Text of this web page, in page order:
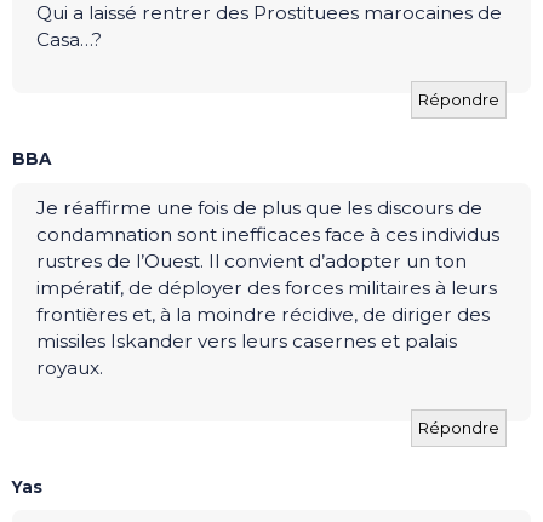
Qui a laissé rentrer des Prostituees marocaines de
Casa…?
Répondre
BBA
Je réaffirme une fois de plus que les discours de
condamnation sont inefficaces face à ces individus
rustres de l’Ouest. Il convient d’adopter un ton
impératif, de déployer des forces militaires à leurs
frontières et, à la moindre récidive, de diriger des
missiles Iskander vers leurs casernes et palais
royaux.
Répondre
Yas